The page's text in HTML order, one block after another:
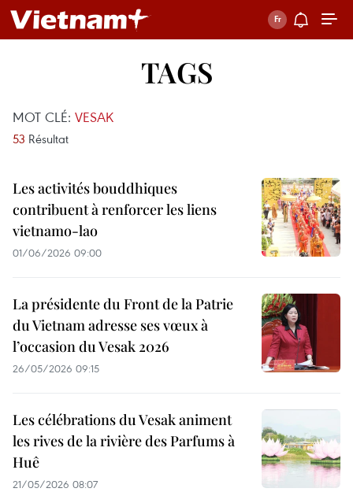
TAGS
MOT CLÉ: VESAK
53 Résultat
Les activités bouddhiques
contribuent à renforcer les liens
vietnamo-lao
01/06/2026 09:00
La présidente du Front de la Patrie
du Vietnam adresse ses vœux à
l’occasion du Vesak 2026
26/05/2026 09:15
Les célébrations du Vesak animent
les rives de la rivière des Parfums à
Huê
21/05/2026 08:07